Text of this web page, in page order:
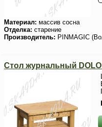
Материал: массив сосна
Отделка: старение
Производитель: PINMAGIC
Стол журнальный